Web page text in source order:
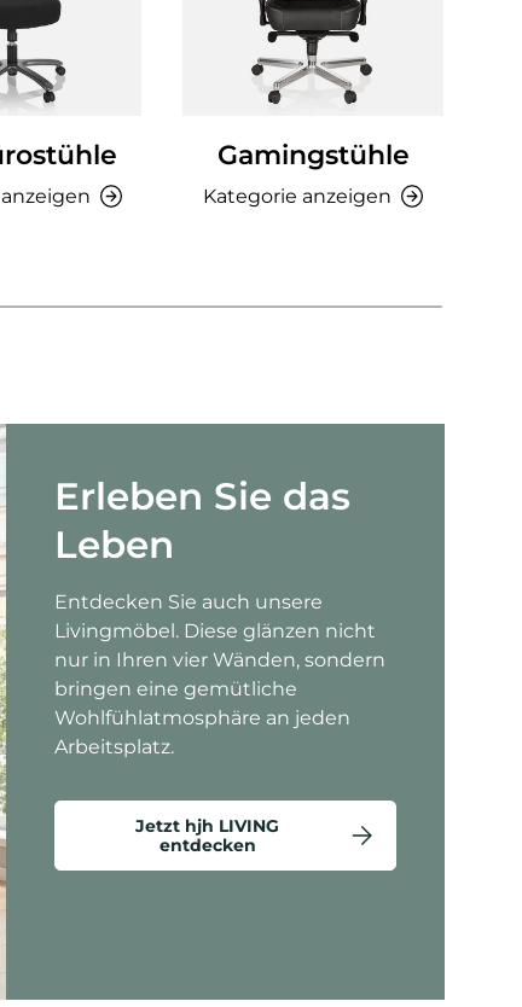
Gamingstühle
Kategorie anzeigen
anzeigen - Criss-Cross 20 - Loungesessel
Erleben Sie das
Leben
Entdecken Sie auch unsere
Livingmöbel. Diese glänzen nicht
nur in Ihren vier Wänden, sondern
bringen eine gemütliche
Wohlfühlatmosphäre an jeden
Arbeitsplatz.
Jetzt hjh LIVING
entdecken